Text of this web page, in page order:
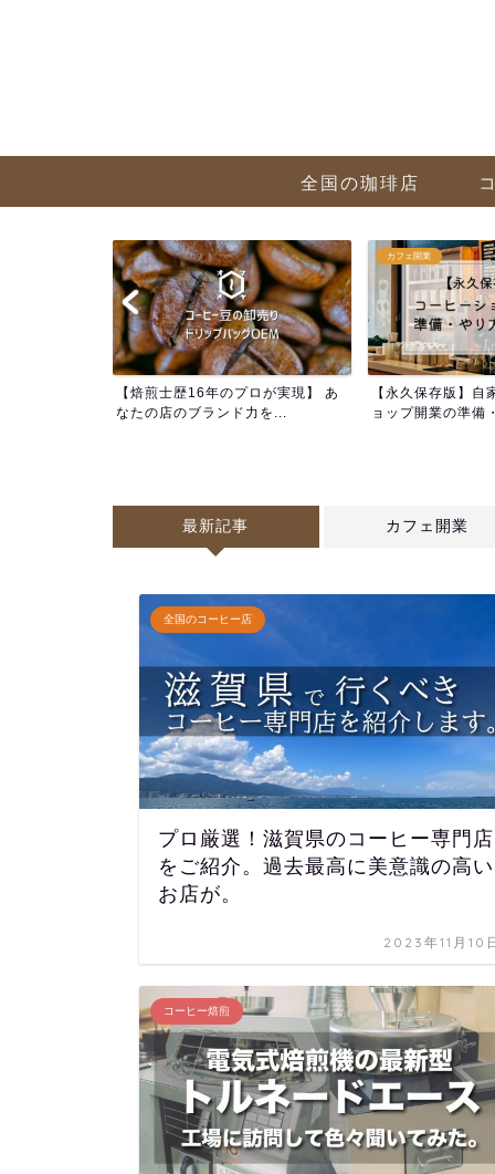
全国の珈琲店
【焙煎士歴16年のプロが実現】 あ
なたの店のブランド力を...
カフェ開業
【永久保存版】自
ョップ開業の準備
最新記事 カフェ開業
全国のコーヒー店
プロ厳選！滋賀県のコーヒー専門店
をご紹介。過去最高に美意識の高い
お店が。
2023年11月10
コーヒー焙煎